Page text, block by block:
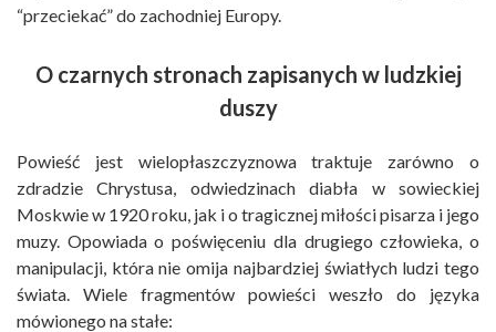
“przeciekać” do zachodniej Europy.
O czarnych stronach zapisanych w ludzkiej
duszy
Powieść jest wielopłaszczyznowa traktuje zarówno o
zdradzie Chrystusa, odwiedzinach diabła w sowieckiej
Moskwie w 1920 roku, jak i o tragicznej miłości pisarza i jego
muzy. Opowiada o poświęceniu dla drugiego człowieka, o
manipulacji, która nie omija najbardziej światłych ludzi tego
świata. Wiele fragmentów powieści weszło do języka
mówionego na stałe: